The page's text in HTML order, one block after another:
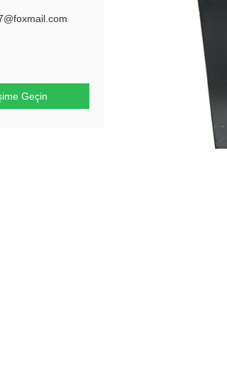
Geçin